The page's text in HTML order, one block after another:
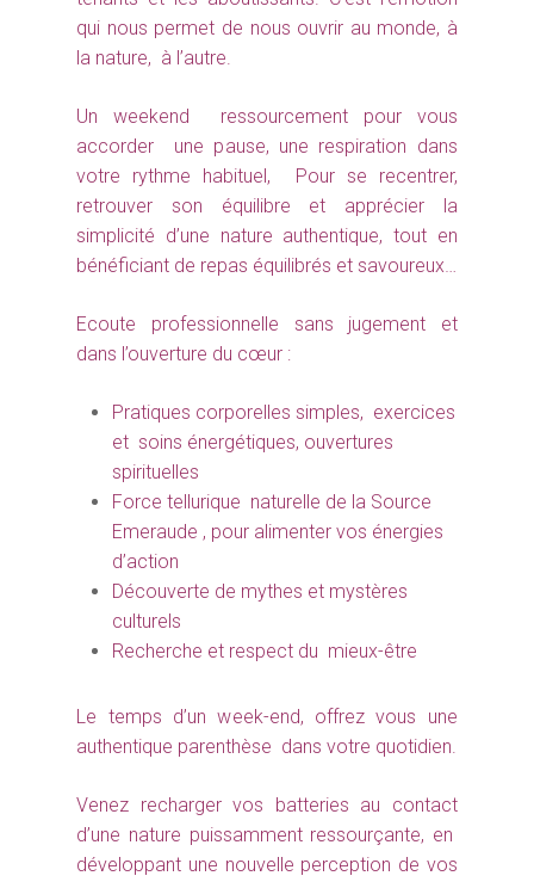
qui nous permet de nous ouvrir au monde, à
la nature, à l’autre.
Un weekend ressourcement pour vous
accorder une pause, une respiration dans
votre rythme habituel, Pour se recentrer,
retrouver son équilibre et apprécier la
simplicité d’une nature authentique, tout en
bénéficiant de repas équilibrés et savoureux…
Ecoute professionnelle sans jugement et
dans l’ouverture du cœur :
Pratiques corporelles simples, exercices
et soins énergétiques, ouvertures
spirituelles
Force tellurique naturelle de la Source
Emeraude , pour alimenter vos énergies
d’action
Découverte de mythes et mystères
culturels
Recherche et respect du mieux-être
Le temps d’un week-end, offrez vous une
authentique parenthèse dans votre quotidien.
Venez recharger vos batteries au contact
d’une nature puissamment ressourçante, en
développant une nouvelle perception de vos